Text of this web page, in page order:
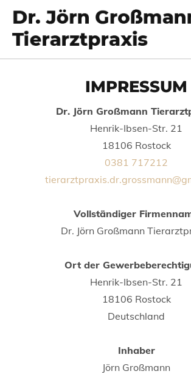
Zum Inhalt springen
IMPRESSUM
Dr. Jörn Großmann
Henrik-Ibsen-Str. 21
18106 Rostock
0381 717212
Vollständiger
Dr. Jörn Großmann
Ort der
Henrik-Ibsen-Str. 21
18106 Rostock
Deutschland
Inhaber
Jörn Großmann